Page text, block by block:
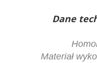
Dane
Materiał